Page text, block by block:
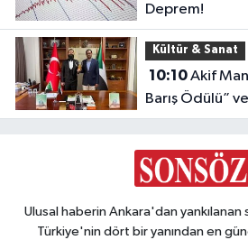
Deprem!
Kültür & Sanat
10:10Akif Manaf’a “Sudan-Türkiye
Barış Ödülü”
Ulusal haberin Ankara'dan
Türkiye'nin dört bir yanından en